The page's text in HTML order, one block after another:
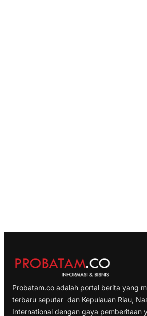
Probatam.co adalah portal berita yang
terbaru seputar dan Kepulauan Riau,
International dengan gaya pemberitaan